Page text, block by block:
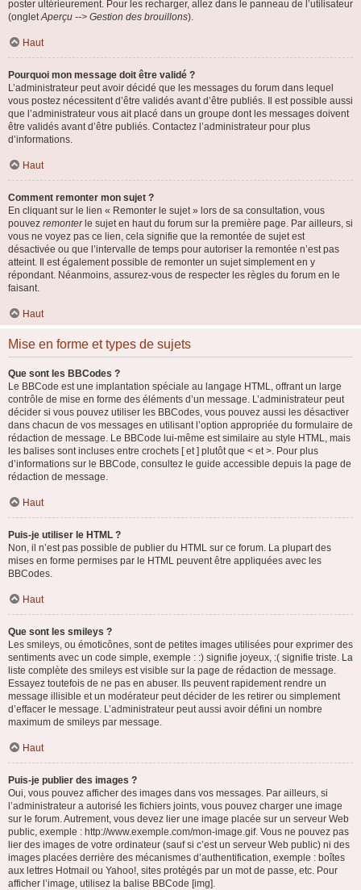
poster ultérieurement. Pour les recharger, allez dans le panneau de l’utilisateur
(ongletAperçu --> Gestion des brouillons).
Haut
Pourquoi mon message doit être validé ?
L’administrateur peut avoir décidé que les messages du forum dans lequel
vous postez nécessitent d’être validés avant d’être publiés. Il est possible aussi
que l’administrateur vous ait placé dans un groupe dont les messages doivent
être validés avant d’être publiés. Contactez l’administrateur pour plus
d’informations.
Haut
Comment remonter mon sujet ?
En cliquant sur le lien « Remonter le sujet » lors de sa consultation, vous
pouvez remonterle sujet en haut du forum sur la première page. Par ailleurs, si
vous ne voyez pas ce lien, cela signifie que la remontée de sujet est
désactivée ou que l’intervalle de temps pour autoriser la remontée n’est pas
atteint. Il est également possible de remonter un sujet simplement en y
répondant. Néanmoins, assurez-vous de respecter les règles du forum en le
faisant.
Haut
Mise en forme et types de sujets
Que sont les BBCodes ?
Le BBCode est une implantation spéciale au langage HTML, offrant un large
contrôle de mise en forme des éléments d’un message. L’administrateur peut
décider si vous pouvez utiliser les BBCodes, vous pouvez aussi les désactiver
dans chacun de vos messages en utilisant l’option appropriée du formulaire de
rédaction de message. Le BBCode lui-même est similaire au style HTML, mais
les balises sont incluses entre crochets [ et ] plutôt que < et >. Pour plus
d’informations sur le BBCode, consultez le guide accessible depuis la page de
rédaction de message.
Haut
Puis-je utiliser le HTML ?
Non, il n’est pas possible de publier du HTML sur ce forum. La plupart des
mises en forme permises par le HTML peuvent être appliquées avec les
BBCodes.
Haut
Que sont les smileys ?
Les smileys, ou émoticônes, sont de petites images utilisées pour exprimer des
sentiments avec un code simple, exemple : :) signifie joyeux, :( signifie triste. La
liste complète des smileys est visible sur la page de rédaction de message.
Essayez toutefois de ne pas en abuser. Ils peuvent rapidement rendre un
message illisible et un modérateur peut décider de les retirer ou simplement
d’effacer le message. L’administrateur peut aussi avoir défini un nombre
maximum de smileys par message.
Haut
Puis-je publier des images ?
Oui, vous pouvez afficher des images dans vos messages. Par ailleurs, si
l’administrateur a autorisé les fichiers joints, vous pouvez charger une image
sur le forum. Autrement, vous devez lier une image placée sur un serveur Web
public, exemple : http://www.exemple.com/mon-image.gif. Vous ne pouvez pas
lier des images de votre ordinateur (sauf si c’est un serveur Web public) ni des
images placées derrière des mécanismes d’authentification, exemple : boîtes
aux lettres Hotmail ou Yahoo!, sites protégés par un mot de passe, etc. Pour
afficher l’image, utilisez la balise BBCode [img].